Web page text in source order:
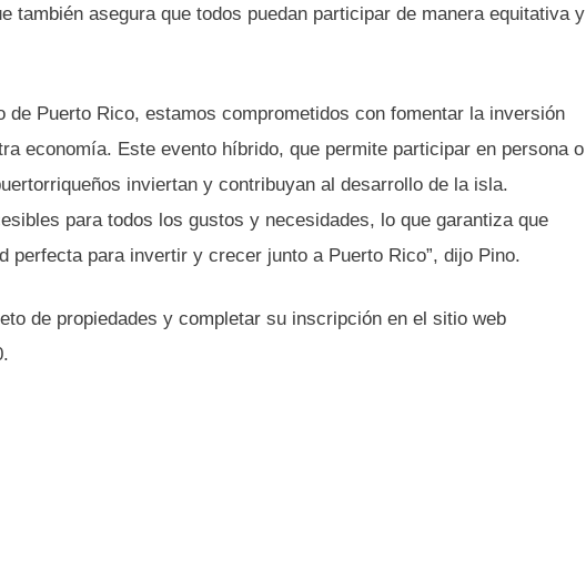
también asegura que todos puedan participar de manera equitativa y
de Puerto Rico, estamos comprometidos con fomentar la inversión
economía. Este evento híbrido, que permite participar en persona o
inviertan y contribuyan al desarrollo de la isla.
para todos los gustos y necesidades, lo que garantiza que
perfecta para invertir y crecer junto a Puerto Rico”, dijo Pino.
de propiedades y completar su inscripción en el sitio web